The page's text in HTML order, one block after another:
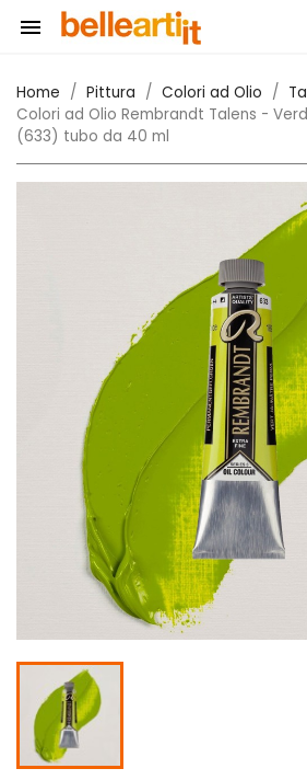

Home Pittura Colori ad Olio
Colori ad Olio Rembrandt Talens -
(633) tubo da 40 ml